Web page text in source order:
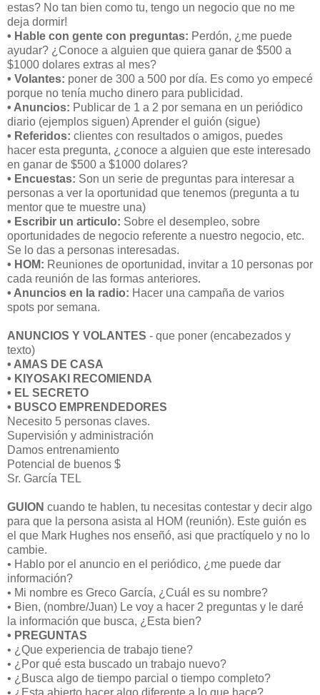
estas? No tan bien como tu, tengo un negocio que no me
deja dormir!
• Hable con gente con preguntas: Perdón, ¿me puede
ayudar? ¿Conoce a alguien que quiera ganar de $500 a
$1000 dolares extras al mes?
• Volantes: poner de 300 a 500 por día. Es como yo empecé
porque no tenía mucho dinero para publicidad.
• Anuncios: Publicar de 1 a 2 por semana en un periódico
diario (ejemplos siguen) Aprender el guión (sigue)
• Referidos: clientes con resultados o amigos, puedes
hacer esta pregunta, ¿conoce a alguien que este interesado
en ganar de $500 a $1000 dolares?
• Encuestas: Son un serie de preguntas para interesar a
personas a ver la oportunidad que tenemos (pregunta a tu
mentor que te muestre una)
• Escribir un articulo: Sobre el desempleo, sobre
oportunidades de negocio referente a nuestro negocio, etc.
Se lo das a personas interesadas.
• HOM: Reuniones de oportunidad, invitar a 10 personas por
cada reunión de las formas anteriores.
• Anuncios en la radio: Hacer una campaña de varios
spots por semana.
ANUNCIOS Y VOLANTES - que poner (encabezados y
texto)
• AMAS DE CASA
• KIYOSAKI RECOMIENDA
• EL SECRETO
• BUSCO EMPRENDEDORES
Necesito 5 personas claves.
Supervisión y administración
Damos entrenamiento
Potencial de buenos $
Sr. García TEL
GUION cuando te hablen, tu necesitas contestar y decir algo
para que la persona asista al HOM (reunión). Este guión es
el que Mark Hughes nos enseñó, asi que practíquelo y no lo
cambie.
• Hablo por el anuncio en el periódico, ¿me puede dar
información?
• Mi nombre es Greco García, ¿Cuál es su nombre?
• Bien, (nombre/Juan) Le voy a hacer 2 preguntas y le daré
la información que busca, ¿Esta bien?
• PREGUNTAS
• ¿Que experiencia de trabajo tiene?
• ¿Por qué esta buscado un trabajo nuevo?
• ¿Busca algo de tiempo parcial o tiempo completo?
• ¿Esta abierto hacer algo diferente a lo que hace?